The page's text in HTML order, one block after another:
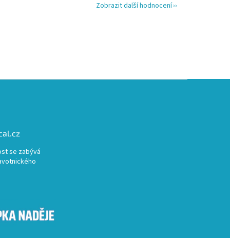
Zobrazit další hodnocení
se zabývá